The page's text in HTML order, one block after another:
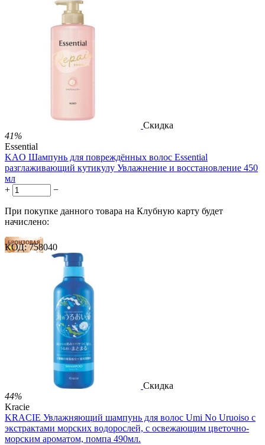
12 баллов
20 баллов
1 578.00 Р
за 1.00 мл
Скидка
41%
Essential
KAO Шампунь для повреждённых волос Essential
разглаживающий кутикулу Увлажнение и восстановление 450
мл
+
−
При покупке данного товара на Клубную карту будет
начислено:
8 баллов
12 баллов
20 баллов
1 486.00 Р
за 1.00 мл

КОД: 758040
Скидка
44%
Kracie
KRACIE Увлажняющий шампунь для волос Umi No Uruoiso с
экстрактами морских водорослей, с освежающим цветочно-
морским ароматом, помпа 490мл.